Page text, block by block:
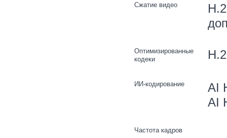
Сжатие видео
Оптимизированные
кодеки
ИИ-кодирование
AI
AI
Частота кадров